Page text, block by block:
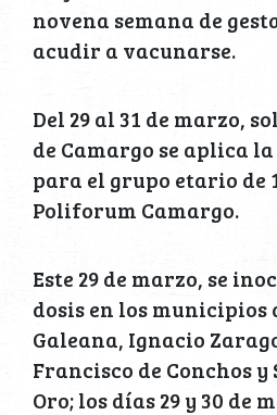
novena semana de
acudir a vacunarse.
Del 29 al 31 de marzo,
de Camargo se aplica
para el grupo etario de
Poliforum Camargo.
Este 29 de marzo, se
dosis en los municipios
Galeana, Ignacio
Francisco de Conchos
Oro; los días 29 y 30 de